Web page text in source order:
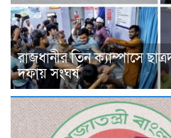
রাজধানীর তিন ক্যাম্পাসে
দফায় সংঘর্ষ